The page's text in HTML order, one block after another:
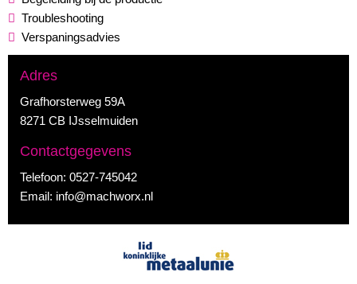
Adres
Grafhorsterweg 59A
8271 CB IJsselmuiden
Contactgegevens
Telefoon: 0527-745042
Email: info@machworx.nl
Troubleshooting
Verspaningsadvies